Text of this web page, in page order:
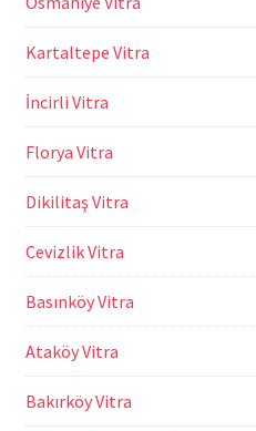
Kartaltepe Vitra
İncirli Vitra
Florya Vitra
Dikilitaş Vitra
Cevizlik Vitra
Basınköy Vitra
Ataköy Vitra
Bakırköy Vitra